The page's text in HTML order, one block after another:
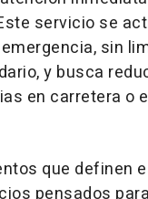
servicio se
sin
y busca
en carretera o
que definen